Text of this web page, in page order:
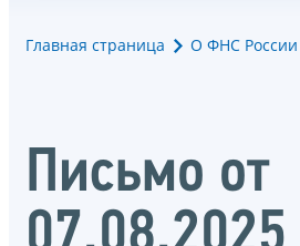
Главная страница О ФНС России
Письмо от